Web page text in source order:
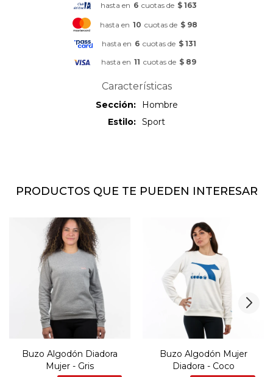
hasta en 6 cuotas de $ 163
hasta en 10 cuotas de $ 98
hasta en 6 cuotas de $ 131
hasta en 11 cuotas de $ 89
Características
Sección
Hombre
Estilo
Sport
PRODUCTOS QUE TE PUEDEN INTERESAR
Buzo Algodón Diadora
Mujer - Gris
Buzo Algodón Mujer
Diadora - Coco